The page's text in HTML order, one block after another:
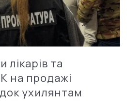
лікарів та
на продажі
ухилянтам